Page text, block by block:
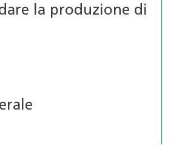
la produzione di